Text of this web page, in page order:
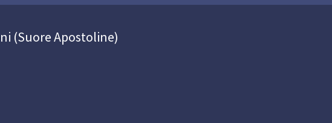
(Suore Apostoline)